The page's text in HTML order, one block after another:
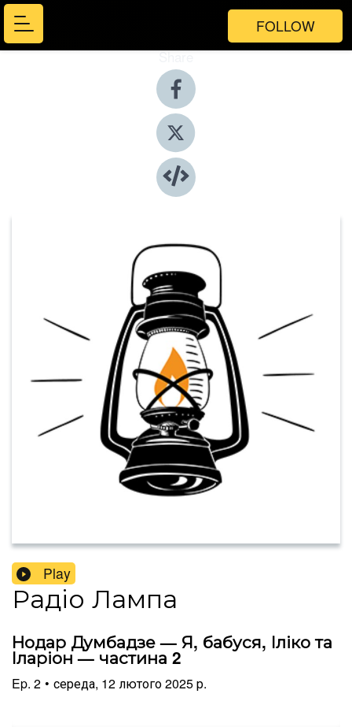
FOLLOW
Share
Play
Радіо Лампа
Нодар Думбадзе — Я, бабуся, Іліко та
Іларіон — частина 2
Ep. 2 • середа, 12 лютого 2025 р.